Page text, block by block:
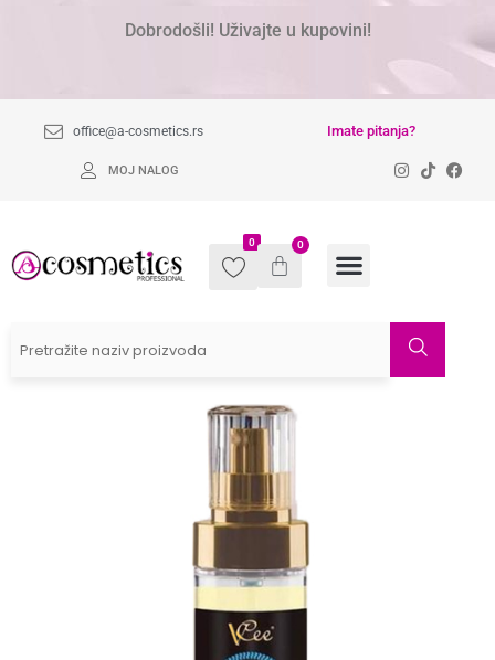
Dobrodošli! Uživajte u kupovini!
office@a-cosmetics.rs Imate pitanja?
MOJ NALOG
0 0